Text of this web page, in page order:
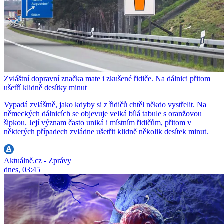
Zvláštní dopravní značka mate i zkušené řidiče. Na dálnici přitom
ušetří klidně desítky minut
Vypadá zvláštně, jako kdyby si z řidičů chtěl někdo vystřelit. Na
německých dálnicích se objevuje velká bílá tabule s oranžovou
šipkou. Její význam často uniká i místním řidičům, přitom v
některých případech zvládne ušetřit klidně několik desítek minut.
Aktuálně.cz - Zprávy
dnes, 03:45